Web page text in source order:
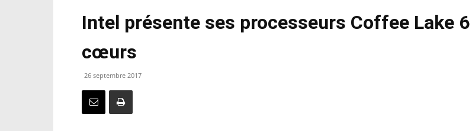
Intel présente ses processeurs Coffee Lake 6
cœurs
26 septembre 2017